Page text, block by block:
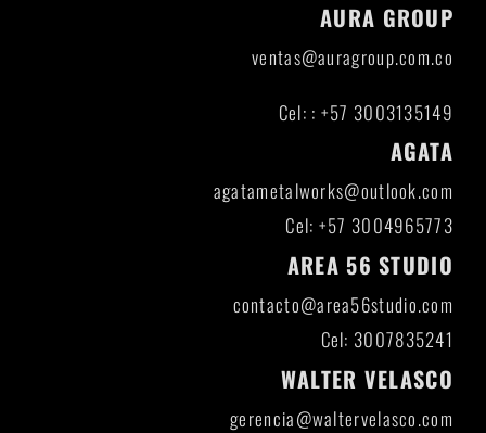
AURA GROUP
ventas@auragroup.com.co
Cel: : +57 3003135149
AGATA
agatametalworks@outlook.com
Cel: +57 3004965773
AREA 56 STUDIO
contacto@area56studio.com
Cel: 3007835241
WALTER VELASCO
gerencia@waltervelasco.com